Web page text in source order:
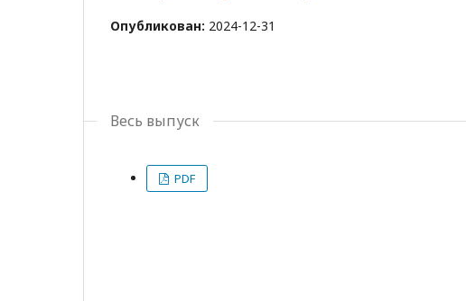
Опубликован: 2024-12-31
Весь выпуск
PDF